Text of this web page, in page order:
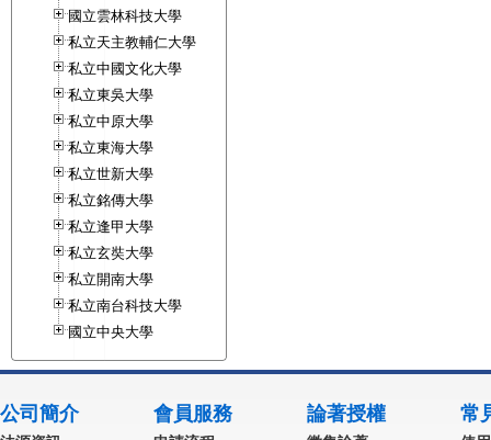
國立雲林科技大學
私立天主教輔仁大學
私立中國文化大學
私立東吳大學
私立中原大學
私立東海大學
私立世新大學
私立銘傳大學
私立逢甲大學
私立玄奘大學
私立開南大學
私立南台科技大學
國立中央大學
公司簡介 會員服務 論著授權 常